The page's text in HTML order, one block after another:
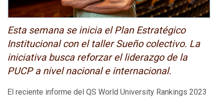
Esta semana se inicia el Plan Estratégico
Institucional con el taller Sueño colectivo. La
iniciativa busca reforzar el liderazgo de la
PUCP a nivel nacional e internacional.
El reciente informe del QS World University Rankings 2023